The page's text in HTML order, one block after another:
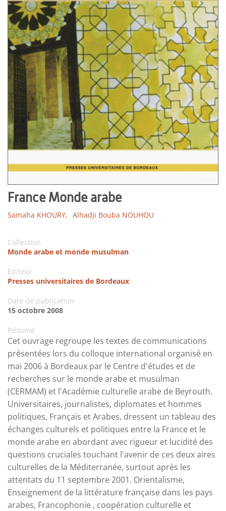
France Monde arabe
Samaha KHOURY, Alhadji Bouba NOUHOU
Collection
Monde arabe et monde musulman
Editeur
Presses universitaires de Bordeaux
Date de publication
15 octobre 2008
Résumé
Cet ouvrage regroupe les textes de communications
présentées lors du colloque international organisé en
mai 2006 à Bordeaux par le Centre d'études et de
recherches sur le monde arabe et musulman
(CERMAM) et l'Académie culturelle arabe de Beyrouth.
Universitaires, journalistes, diplomates et hommes
politiques, Français et Arabes, dressent un tableau des
échanges culturels et politiques entre la France et le
monde arabe en abordant avec rigueur et lucidité des
questions cruciales touchant l'avenir de ces deux aires
culturelles de la Méditerranée, surtout après les
attentats du 11 septembre 2001. Orientalisme,
Enseignement de la littérature française dans les pays
arabes, Francophonie , coopération culturelle et